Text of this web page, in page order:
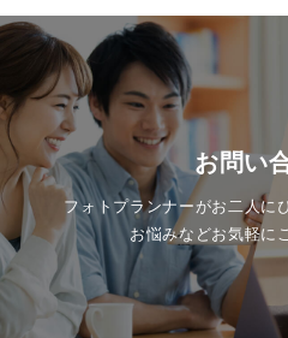
お問い
フォトプランナーがお二人に
お悩みなどお気軽に